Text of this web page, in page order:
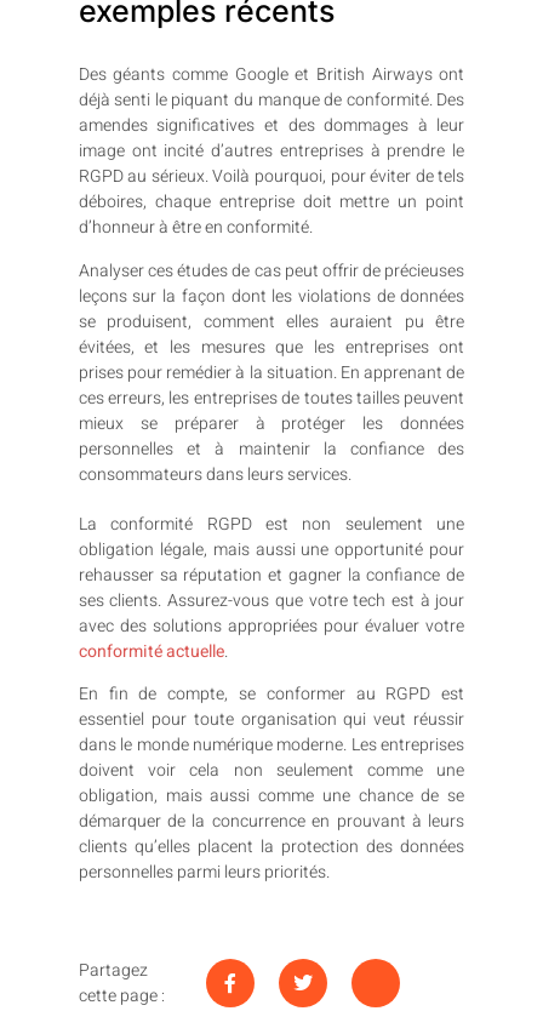
exemples récents
Des géants comme Google et British Airways ont
déjà senti le piquant du manque de conformité. Des
amendes significatives et des dommages à leur
image ont incité d’autres entreprises à prendre le
RGPD au sérieux. Voilà pourquoi, pour éviter de tels
déboires, chaque entreprise doit mettre un point
d’honneur à être en conformité.
Analyser ces études de cas peut offrir de précieuses
leçons sur la façon dont les violations de données
se produisent, comment elles auraient pu être
évitées, et les mesures que les entreprises ont
prises pour remédier à la situation. En apprenant de
ces erreurs, les entreprises de toutes tailles peuvent
mieux se préparer à protéger les données
personnelles et à maintenir la confiance des
consommateurs dans leurs services.
La conformité RGPD est non seulement une
obligation légale, mais aussi une opportunité pour
rehausser sa réputation et gagner la confiance de
ses clients. Assurez-vous que votre tech est à jour
avec des solutions appropriées pour évaluer votre
conformité actuelle.
En fin de compte, se conformer au RGPD est
essentiel pour toute organisation qui veut réussir
dans le monde numérique moderne. Les entreprises
doivent voir cela non seulement comme une
obligation, mais aussi comme une chance de se
démarquer de la concurrence en prouvant à leurs
clients qu’elles placent la protection des données
personnelles parmi leurs priorités.
Partagez
cette page :